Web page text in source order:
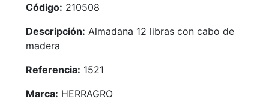
Código: 210508
Descripción: Almadana 12 libras con cabo de
madera
Referencia: 1521
Marca: HERRAGRO